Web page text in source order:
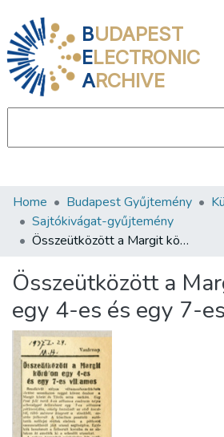
BUDAPEST
ELECTRONIC
ARCHIVE
Communities & Collections
All of DSpace
Statistics
About us
Home Budapest Gyűjtemény
Sajtókivágat-gyűjtemény
Összeütközött a Margit körúton egy 4-es és egy 7-es villamos
Összeütközött a
egy 4-es és egy 7-